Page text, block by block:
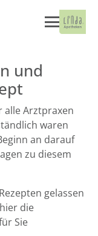
und
alle Arztpraxen
waren
an darauf
zu diesem
gelassen
die
Sie